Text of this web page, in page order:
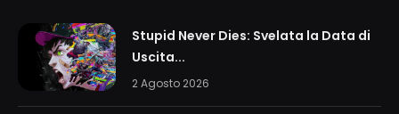
Stupid Never Dies: Svelata la Data di
Uscita...
2 Agosto 2026